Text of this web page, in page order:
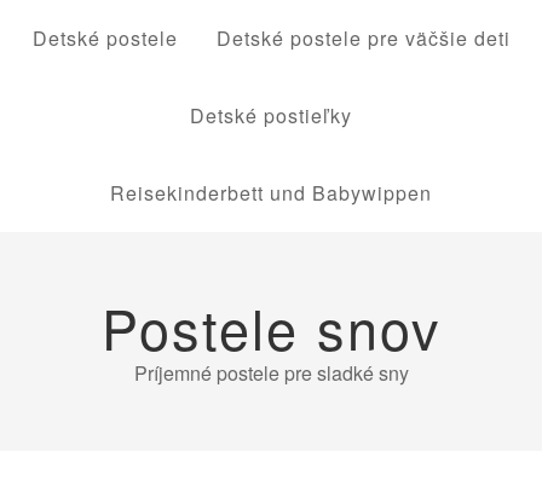
Detské postele Detské postele pre väčšie deti
Detské postieľky
Reisekinderbett und Babywippen
Postele snov
Príjemné postele pre sladké sny